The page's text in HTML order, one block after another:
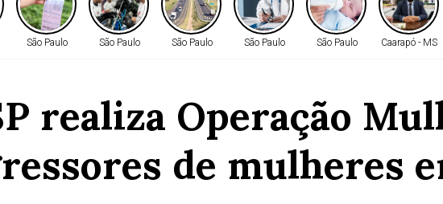
São Paulo São Paulo São Paulo São Paulo São Paulo Caarapó - MS
realiza Operação
de mulheres